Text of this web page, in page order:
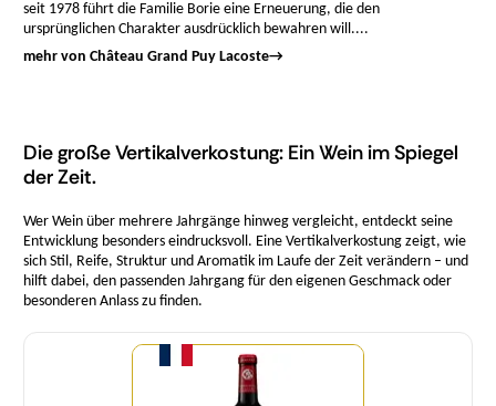
seit 1978 führt die Familie Borie eine Erneuerung, die den
ursprünglichen Charakter ausdrücklich bewahren will....
mehr von Château Grand Puy Lacoste→
Die große Vertikalverkostung: Ein Wein im Spiegel
der Zeit.
Wer Wein über mehrere Jahrgänge hinweg vergleicht, entdeckt seine
Entwicklung besonders eindrucksvoll. Eine Vertikalverkostung zeigt, wie
sich Stil, Reife, Struktur und Aromatik im Laufe der Zeit verändern – und
hilft dabei, den passenden Jahrgang für den eigenen Geschmack oder
besonderen Anlass zu finden.
Menge